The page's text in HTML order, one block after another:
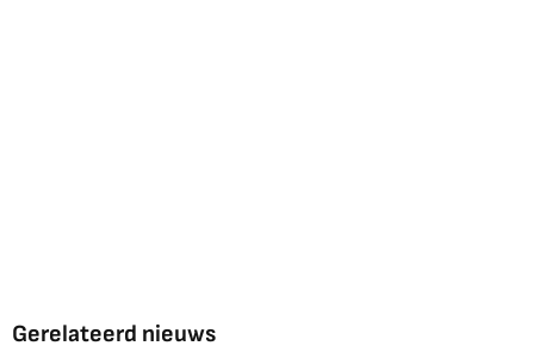
Gerelateerd nieuws